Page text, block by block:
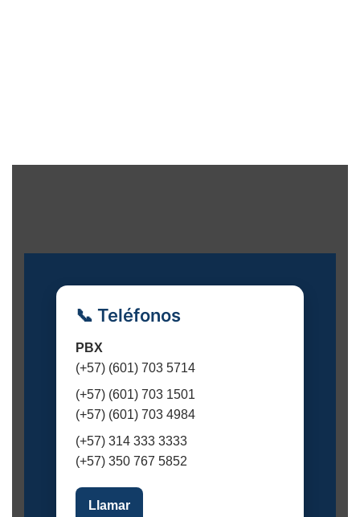
v
📞 Teléfonos
PBX
(+57) (601) 703 5714
(+57) (601) 703 1501
(+57) (601) 703 4984
(+57) 314 333 3333
(+57) 350 767 5852
Llamar